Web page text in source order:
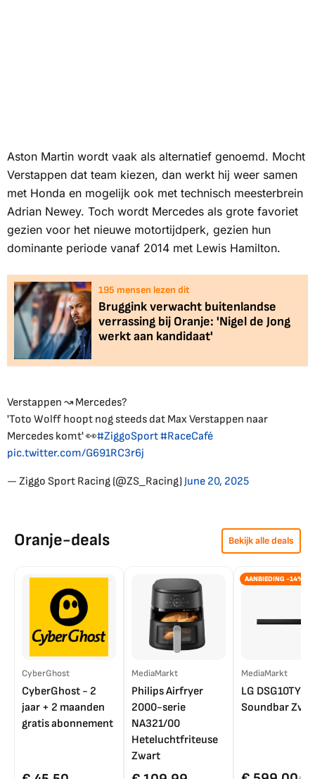
Aston Martin wordt vaak als alternatief genoemd. Mocht
Verstappen dat team kiezen, dan werkt hij weer samen
met Honda en mogelijk ook met technisch meesterbrein
Adrian Newey. Toch wordt Mercedes als grote favoriet
gezien voor het nieuwe motortijdperk, gezien hun
dominante periode vanaf 2014 met Lewis Hamilton.
195 mensen lezen dit
Bruggink verwacht buitenlandse
verrassing bij Oranje: 'Nigel de Jong
werkt aan kandidaat'
Verstappen ↝ Mercedes?
'Toto Wolff hoopt nog steeds dat Max Verstappen naar
Mercedes komt' 👀#ZiggoSport#RaceCafé
pic.twitter.com/G691RC3r6j
— Ziggo Sport Racing (@ZS_Racing)June 20, 2025
Oranje-deals Bekijk alle deals
CyberGhost
CyberGhost - 2
jaar + 2 maanden
gratis abonnement
MediaMarkt
Philips Airfryer
2000-serie
NA321/00
Heteluchtfriteuse
Zwart
AANBIEDING -14%
MediaMarkt
LG DSG10TY
Soundbar